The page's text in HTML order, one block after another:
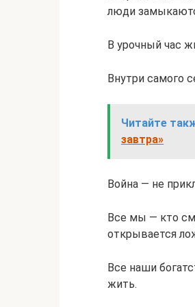
люди
В урочный час
Внутри самого
Читайте
завтра»
Война — не
Все мы — кто
открывается
Все наши
жить.